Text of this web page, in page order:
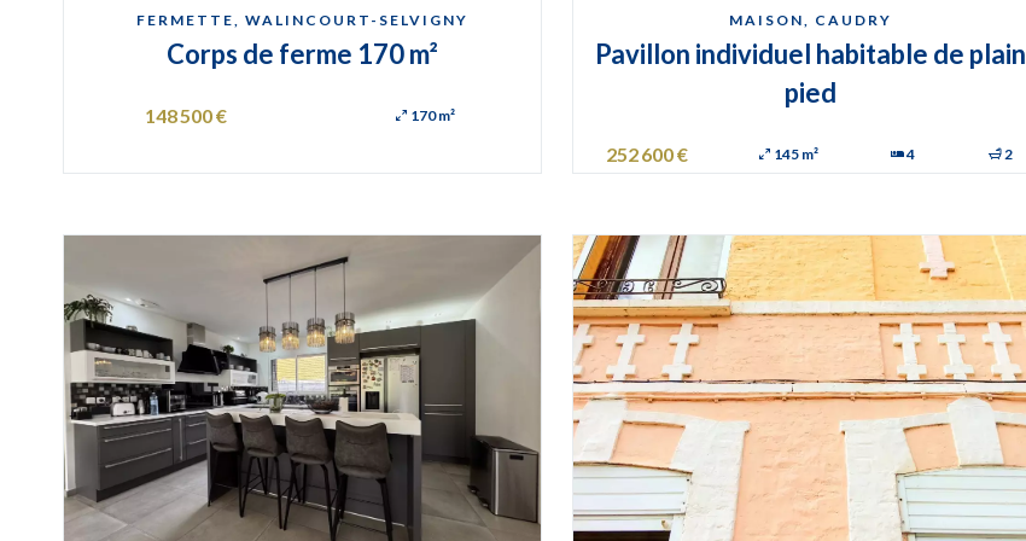
FERMETTE, WALINCOURT-SELVIGNY
Corps de ferme 170 m²
148 500 € 170 m²
MAISON, CAUDRY
Pavillon individuel habitable de plain
pied
252 600 € 145 m² 4 2